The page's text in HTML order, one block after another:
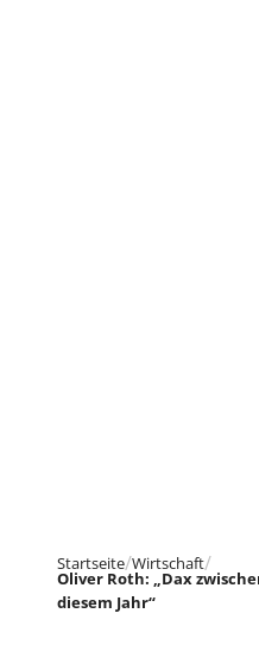
Startseite Wirtschaft
Oliver Roth: „Dax
diesem Jahr“